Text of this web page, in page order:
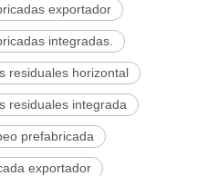
exportador
integradas.
residuales horizontal
residuales integrada
prefabricada
exportador